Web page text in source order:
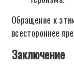
Обращение к
всестороннее
Заключение